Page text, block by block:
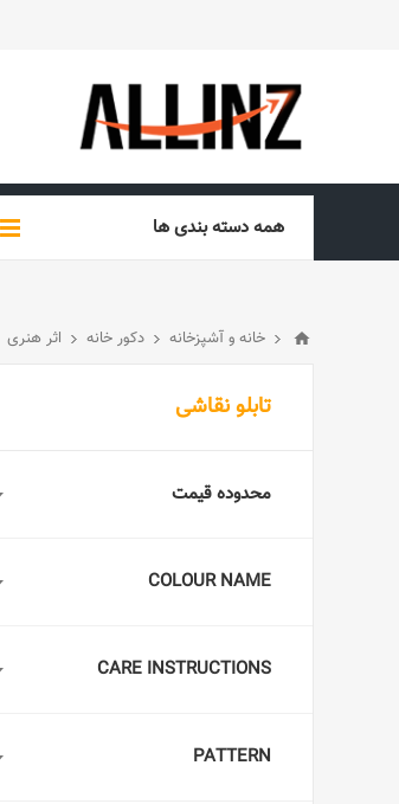
همه دسته بندی ها
خانه و آشپزخانه دکور خانه اثر هنری
تابلو نقاشی
محدوده قیمت
COLOUR NAME
CARE INSTRUCTIONS
PATTERN